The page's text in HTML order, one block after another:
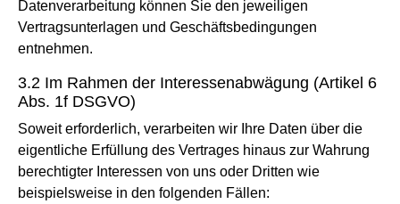
Datenverarbeitung können Sie den jeweiligen
Vertragsunterlagen und Geschäftsbedingungen
entnehmen.
3.2 Im Rahmen der Interessenabwägung (Artikel 6
Abs. 1f DSGVO)
Soweit erforderlich, verarbeiten wir Ihre Daten über die
eigentliche Erfüllung des Vertrages hinaus zur Wahrung
berechtigter Interessen von uns oder Dritten wie
beispielsweise in den folgenden Fällen: